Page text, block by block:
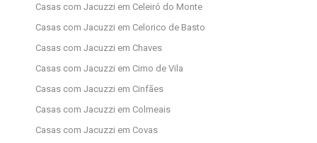
Casas com Jacuzzi em Celeiró do Monte
Casas com Jacuzzi em Celorico de Basto
Casas com Jacuzzi em Chaves
Casas com Jacuzzi em Cimo de Vila
Casas com Jacuzzi em Cinfães
Casas com Jacuzzi em Colmeais
Casas com Jacuzzi em Covas